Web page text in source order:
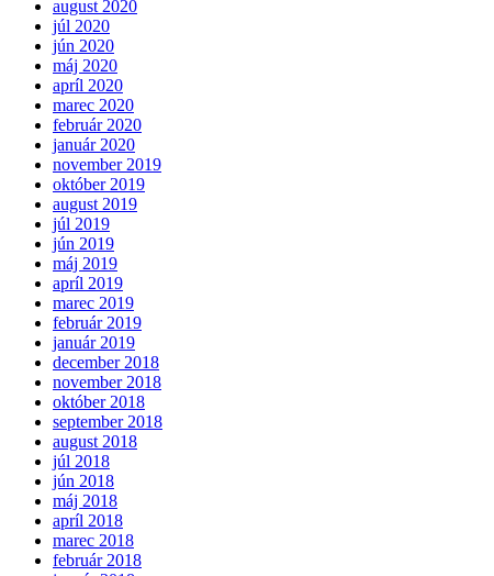
august 2020
júl 2020
jún 2020
máj 2020
apríl 2020
marec 2020
február 2020
január 2020
november 2019
október 2019
august 2019
júl 2019
jún 2019
máj 2019
apríl 2019
marec 2019
február 2019
január 2019
december 2018
november 2018
október 2018
september 2018
august 2018
júl 2018
jún 2018
máj 2018
apríl 2018
marec 2018
február 2018